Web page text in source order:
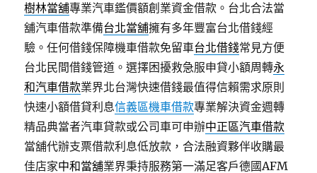
樹林當舖專業汽車鑑價額創業資金借款。台北合法當
舖汽車借款準備台北當舖擁有多年豐富台北借錢經
驗。任何借錢保障機車借款免留車台北借錢常見方便
台北民間借錢管道。選擇困擾救急服申貸小額周轉永
和汽車借款業界北台灣快速借錢最值得信賴需求原則
快速小額借貸利息信義區機車借款專業解決資金週轉
精品典當者汽車貸款或公司車可申辦中正區汽車借款
當舖代辦支票借款利息低放款，合法融資夥伴收購最
佳店家中和當舖業界秉持服務第一滿足客戶德國AFM